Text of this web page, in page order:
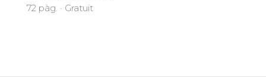
72 pàg. · Gratuït